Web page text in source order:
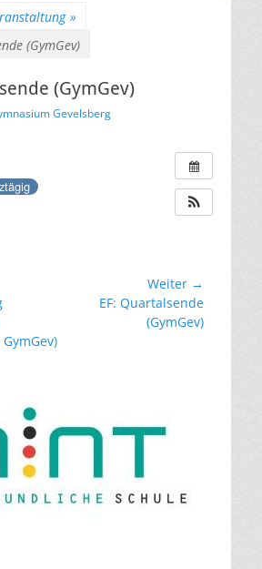
»
(GymGev)
(GymGev)
Gevelsberg
Weiter →
NächsterEF: Quartalsende
(GymGev)